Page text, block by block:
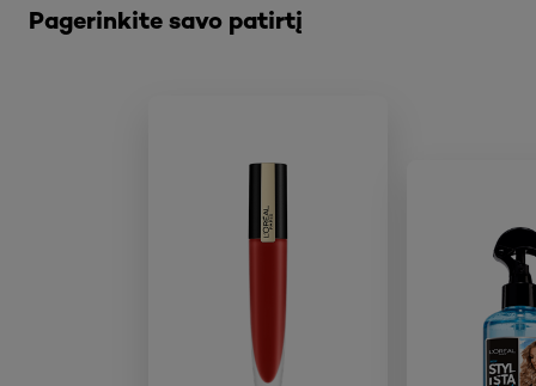
Pagerinkite savo patirtį